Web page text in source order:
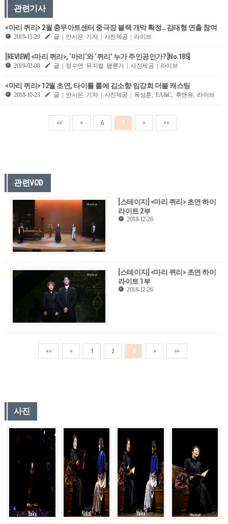
관련기사
<마리 퀴리> 2월 충무아트센터 중극장 블랙 개막 확정…김태형 연출 참여
2019-11-29 글 | 안시은 기자 | 사진제공 | 라이브
[REVIEW] <마리 퀴리>, ‘마리’와 ‘퀴리’ 누가 주인공인가? [No.185]
2019-02-08 글 | 정수연 뮤지컬 평론가 | 사진제공 | 라이브
<마리 퀴리> 12월 초연, 타이틀 롤에 김소향·임강희 더블 캐스팅
2018-10-23 글 | 안시은 기자 | 사진제공 | 옥상훈, EA&C, 후앤유, 라이브
<< < 6 7 > >>
관련VOD
[스테이지] <마리 퀴리> 초연 하이
라이트 2부
2018-12-26
[스테이지] <마리 퀴리> 초연 하이
라이트 1부
2018-12-26
<< < 1 2 3 > >>
사진